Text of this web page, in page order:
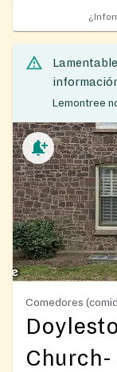
Lemontree
Comedores
Church-